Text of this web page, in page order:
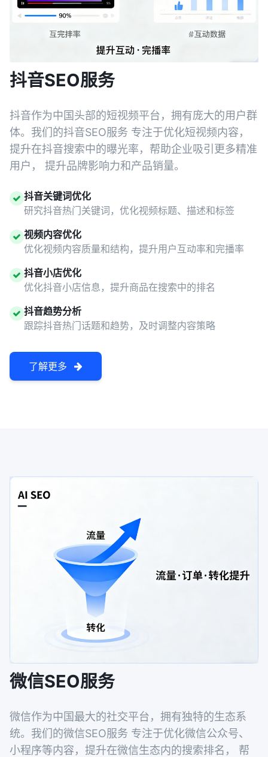
抖音SEO服务
抖音作为中国头部的短视频平台，拥有庞大的用户群
体。我们的抖音SEO服务 专注于优化短视频内容，
提升在抖音搜索中的曝光率，帮助企业吸引更多精准
用户， 提升品牌影响力和产品销量。
抖音关键词优化
研究抖音热门关键词，优化视频标题、描述和标签
视频内容优化
优化视频内容质量和结构，提升用户互动率和完播率
抖音小店优化
优化抖音小店信息，提升商品在搜索中的排名
抖音趋势分析
跟踪抖音热门话题和趋势，及时调整内容策略
了解更多
微信SEO服务
微信作为中国最大的社交平台，拥有独特的生态系
统。我们的微信SEO服务 专注于优化微信公众号、
小程序等内容，提升在微信生态内的搜索排名， 帮